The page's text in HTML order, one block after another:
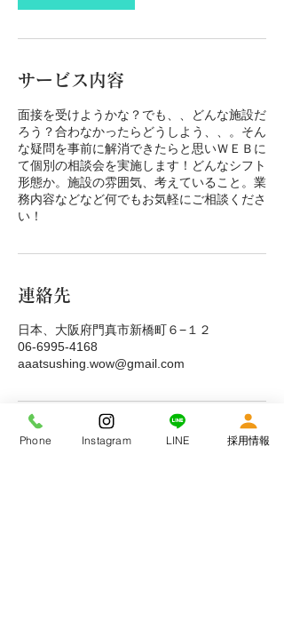
サービス内容
面接を受けようかな？でも、、どんな施設だ
ろう？合わなかったらどうしよう、、。そん
な疑問を事前に解消できたらと思いＷＥＢに
て個別の相談会を実施します！どんなシフト
形態か。施設の雰囲気、考えていること。業
務内容などなど何でもお気軽にご相談くださ
い！
連絡先
日本、大阪府門真市新橋町６−１２
06-6995-4168
aaatsushing.wow@gmail.com
Phone Instagram LINE 採用情報